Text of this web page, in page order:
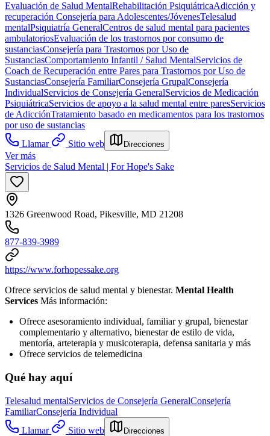
Evaluación de Salud MentalRehabilitación PsiquiátricaAdicción y
recuperación Consejería para Adolescentes/JóvenesTelesalud
mentalPsiquiatría GeneralCentros de salud mental para pacientes
ambulatoriosEvaluación de los trastornos por consumo de
sustanciasConsejería para Trastornos por Uso de
SustanciasComportamiento Infantil / Salud MentalServicios de
Coach de Recuperación entre Pares para Trastornos por Uso de
SustanciasConsejería FamiliarConsejería GrupalConsejería
IndividualServicios de Consejería GeneralServicios de Medicación
PsiquiátricaServicios de apoyo a la salud mental entre paresServicios
de AdicciónTratamiento basado en medicamentos para los trastornos
por uso de sustancias
Llamar
Sitio web Direcciones
Ver más
Servicios de Salud Mental | For Hope's Sake
1326 Greenwood Road, Pikesville, MD 21208
877-839-3989
https://www.forhopessake.org
Ofrece servicios de salud mental y bienestar. Mental Health
Services Más información:
Ofrece asesoramiento individual, familiar y grupal, bienestar
complementario y alternativo, bienestar de estilo de vida,
mentoría, arteterapia y musicoterapia, defensa sanitaria y más
Ofrece servicios de telemedicina
Qué hay aquí
Telesalud mentalServicios de Consejería GeneralConsejería
FamiliarConsejería Individual
Llamar
Sitio web Direcciones